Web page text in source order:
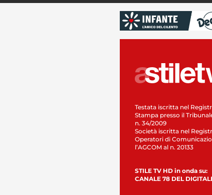
Testata iscritta nel
Stampa presso il
n. 34/2009
Società iscritta nel
Operatori di
l’AGCOM al n. 20133
STILE TV HD in onda su:
CANALE 78 DEL